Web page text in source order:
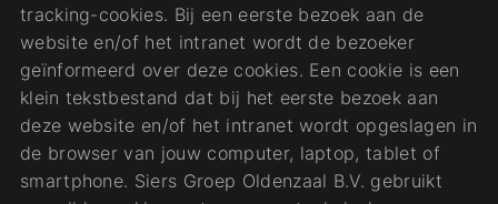
tracking-cookies. Bij een eerste bezoek aan de
website en/of het intranet wordt de bezoeker
geïnformeerd over deze cookies. Een cookie is een
klein tekstbestand dat bij het eerste bezoek aan
deze website en/of het intranet wordt opgeslagen in
de browser van jouw computer, laptop, tablet of
smartphone. Siers Groep Oldenzaal B.V. gebruikt